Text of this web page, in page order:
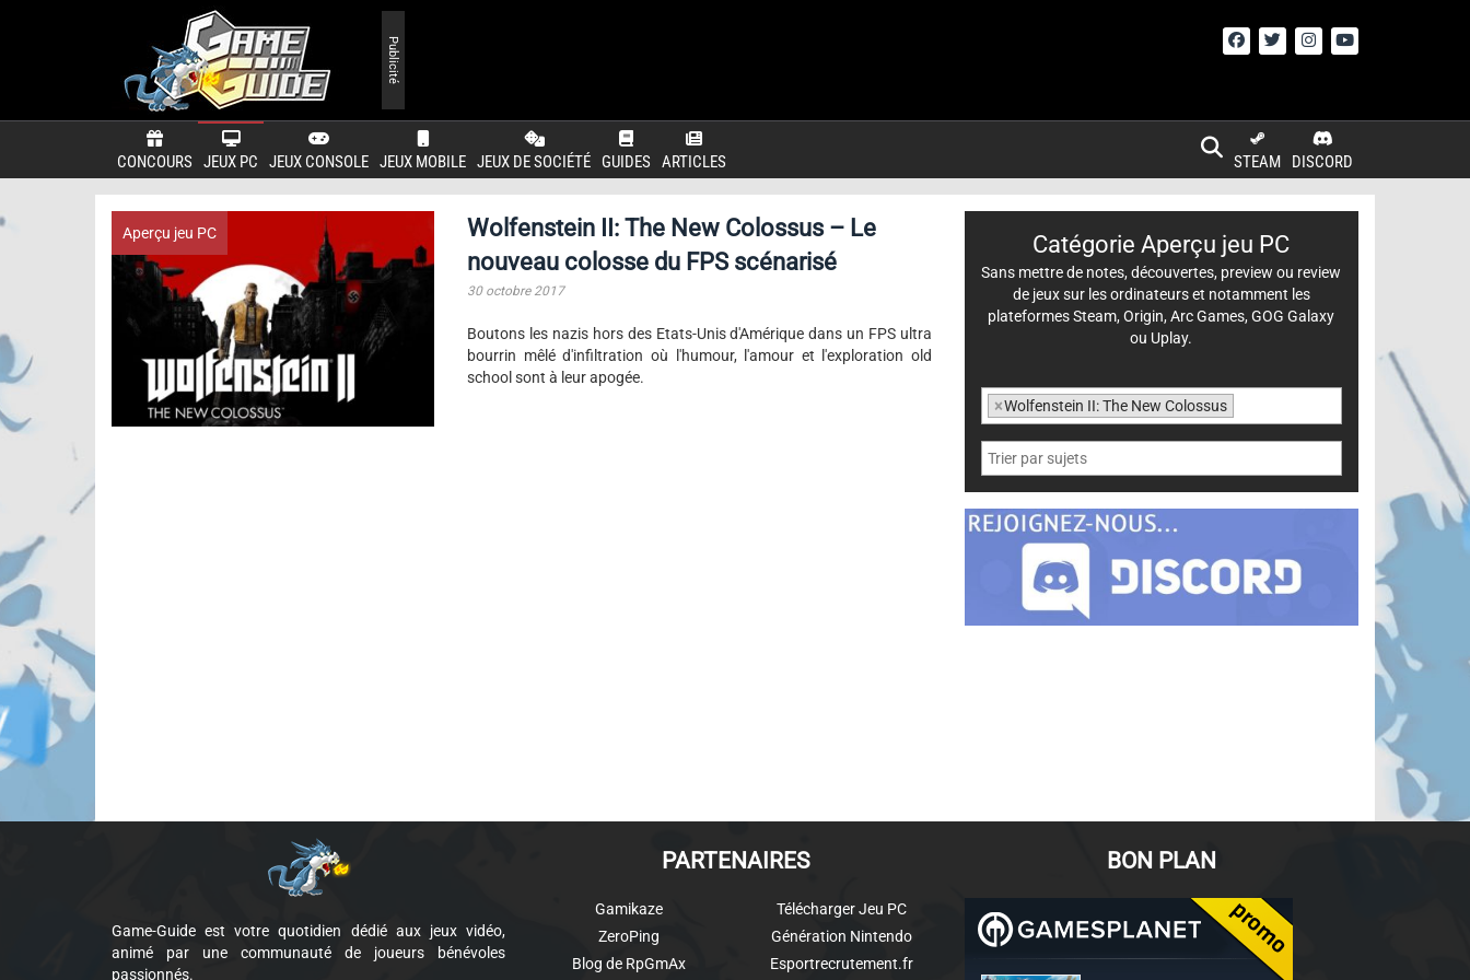
CONCOURS JEUX PC JEUX CONSOLE JEUX MOBILE JEUX DE SOCIÉTÉ GUIDES ARTICLES DISCORD
STEAM
Publicité
Aperçu jeu PC
Wolfenstein II: The New Colossus – Le
nouveau colosse du FPS scénarisé
30 octobre 2017
Boutons les nazis hors des Etats-Unis d'Amérique dans un FPS ultra
bourrin mêlé d'infiltration où l'humour, l'amour et l'exploration old
school sont à leur apogée.
Catégorie Aperçu jeu PC
Sans mettre de notes, découvertes, preview ou review
de jeux sur les ordinateurs et notamment les
plateformes Steam, Origin, Arc Games, GOG Galaxy
ou Uplay.
×Wolfenstein II: The New Colossus
Game-Guide est votre quotidien dédié aux jeux vidéo,
animé par une communauté de joueurs bénévoles
passionnés.
PARTENAIRES
Gamikaze
ZeroPing
Blog de RpGmAx
Télécharger Jeu PC
Génération Nintendo
Esportrecrutement.fr
BON PLAN